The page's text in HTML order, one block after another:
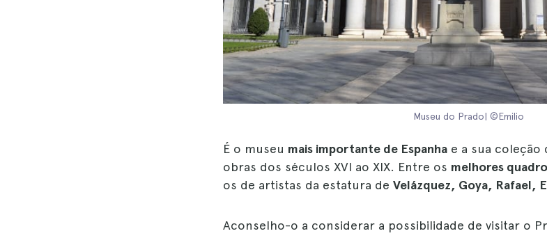
Museu do Prado| ©Emilio
É o museu mais importante de Espanha e a sua
obras dos séculos XVI ao XIX. Entre os melhores
os de artistas da estatura de Velázquez, Goya, Rafael,
Aconselho-o a considerar a possibilidade de visitar o